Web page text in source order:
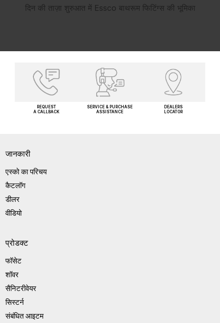
दिन की ताज़ा शुरुआत में Essco बाथरूम फिटिंग्स की भूमिका
REQUEST
A CALLBACK
SERVICE & PURCHASE
ASSISTANCE
DEALERS
LOCATOR
जानकारी
एस्को का परिचय
कैटलॉग
डीलर
वीडियो
प्रोडक्ट
फॉसेट
शॉवर
सैनिटरीवेयर
सिस्टर्न
संबंधित आइटम